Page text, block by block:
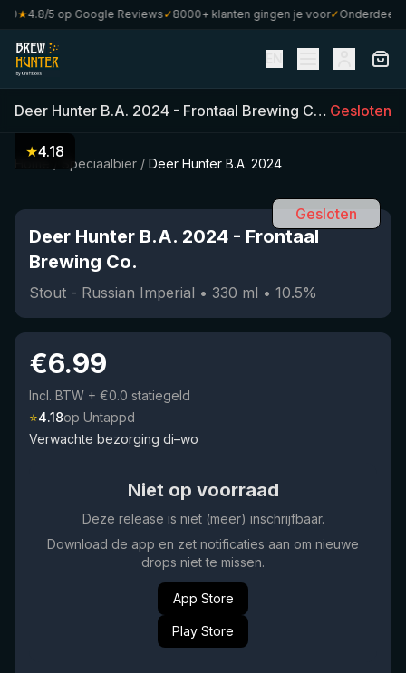
4.8/5 op Google Reviews✓8000+ klanten gingen je voor✓Onderdeel van
Deer Hunter B.A. 2024 - Frontaal Brewing Co. (330ml)•
Gesloten
Speciaalbier / Deer Hunter B.A. 2024
★4.18
Gesloten
Deer Hunter B.A. 2024 - Frontaal
Brewing Co.
Stout - Russian Imperial • 330 ml • 10.5%
€6.99
Incl. BTW + €0.0 statiegeld
⭐4.18op Untappd
Verwachte bezorging di–wo
Niet op voorraad
Deze release is niet (meer) inschrijfbaar.
Download de app en zet notificaties aan om nieuwe
drops niet te missen.
App Store
Play Store